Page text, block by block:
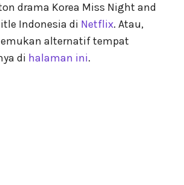
drama Korea Miss Night and
Indonesia di Netflix. Atau,
alternatif tempat
di halaman ini.